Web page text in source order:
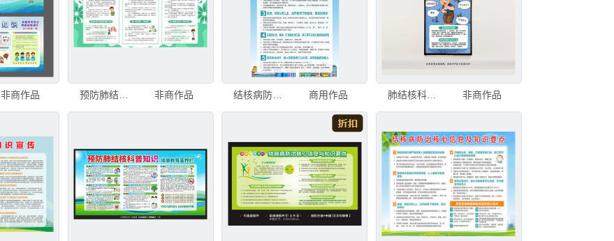
非商作品 预防肺结核知识宣传栏 非商作品 商用作品 肺结核科普知识海报 非商作品